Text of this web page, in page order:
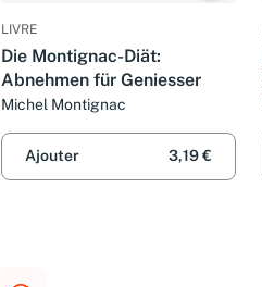
LIVRE
Die Montignac-Diät:
Abnehmen für Geniesser
Michel Montignac
Ajouter 3,19 €